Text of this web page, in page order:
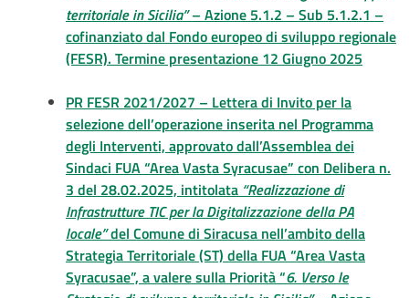
territoriale in Sicilia”– Azione 5.1.2 – Sub 5.1.2.1 –
cofinanziato dal Fondo europeo di sviluppo regionale
(FESR). Termine presentazione 12 Giugno 2025
PR FESR 2021/2027 – Lettera di Invito per la
selezione dell’operazione inserita nel Programma
degli Interventi, approvato dall’Assemblea dei
Sindaci FUA “Area Vasta Syracusae” con Delibera n.
3 del 28.02.2025, intitolata “Realizzazione di
Infrastrutture TIC per la Digitalizzazione della PA
locale”del Comune di Siracusa nell’ambito della
Strategia Territoriale (ST) della FUA “Area Vasta
Syracusae”, a valere sulla Priorità “6. Verso le